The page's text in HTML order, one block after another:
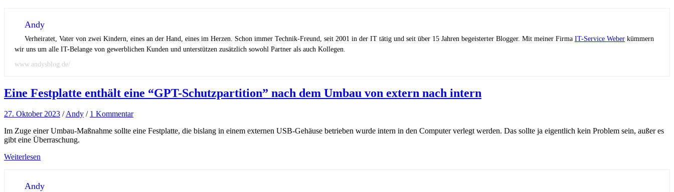
Andy
Verheiratet, Vater von zwei Kindern, eines an der Hand, eines im Herzen. Schon immer Technik-Freund, seit 2001 in der IT tätig und seit über 15 Jahren begeisterter Blogger. Mit meiner Firma IT-Service Weber kümmern
wir uns um alle IT-Belange von gewerblichen Kunden und unterstützen zusätzlich sowohl Partner als auch Kollegen.
www.andysblog.de/
Eine Festplatte enthält eine “GPT-Schutzpartition” nach dem Umbau von extern nach intern
27. Oktober 2023 /Andy / 1 Kommentar
Im Zuge einer Umbau-Maßnahme sollte eine Festplatte, die bislang in einem externen USB-Gehäuse betrieben wurde intern in den Computer verlegt werden. Das sollte ja eigentlich kein Problem sein, außer es
gibt eine Überraschung.
Weiterlesen
Andy